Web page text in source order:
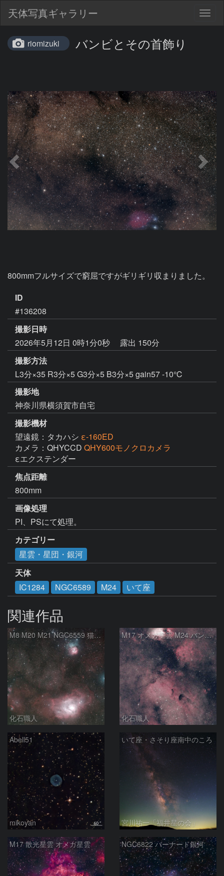
天体写真ギャラリー
riomizuki バンビとその首飾り
800mmフルサイズで窮屈ですがギリギリ収まりました。
ID
#136208
撮影日時
2026年5月12日 0時1分0秒
露出 150分
撮影方法
L3分×35 R3分×5 G3分×5 B3分×5 gain57 -10℃
撮影地
神奈川県横須賀市自宅
撮影機材
望遠鏡：タカハシ ε-160ED
カメラ：QHYCCD QHY600モノクロカメラ
εエクステンダー
焦点距離
800mm
画像処理
PI、PSにて処理。
カテゴリー
星雲・星団・銀河
天体
IC1284
NGC6589 M24 いて座
関連作品
M8 M20 M21 NGC6559 猫の手星雲 いて座
化石職人
M17 オメガ星雲 M24 バンビの横顔 いて座
化石職人
Abell51
mikoyan
いて座・さそり座南中のころ
宮川祐一「福井星の会」
M17 散光星雲 オメガ星雲 NGC6822 バーナード銀河